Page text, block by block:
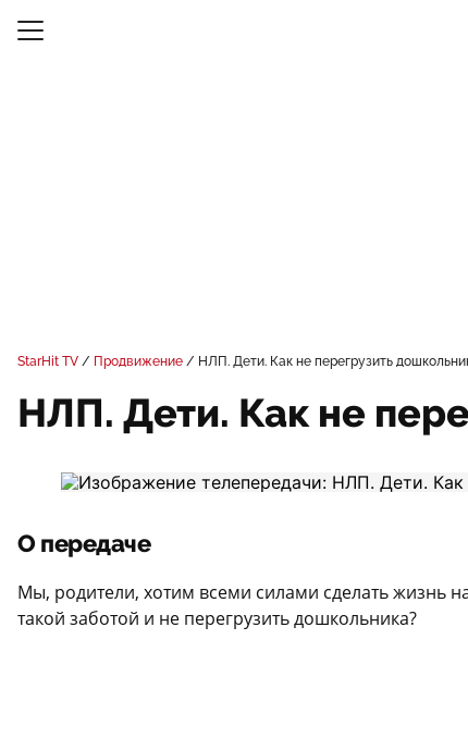
StarHit TV Продвижение НЛП. Дети. Как не перегрузить
НЛП. Дети. Как не
О передаче
Мы, родители, хотим всеми силами сделать жизнь
такой заботой и не перегрузить дошкольника?